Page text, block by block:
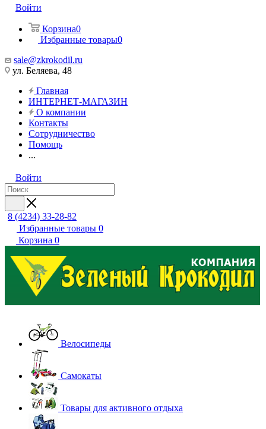
Войти
Корзина0
Избранные товары0
sale@zkrokodil.ru
ул. Беляева, 48
Главная
ИНТЕРНЕТ-МАГАЗИН
О компании
Контакты
Сотрудничество
Помощь
...
Войти
8 (4234) 33-28-82
Избранные товары 0
Корзина 0
Велосипеды
Самокаты
Товары для активного отдыха